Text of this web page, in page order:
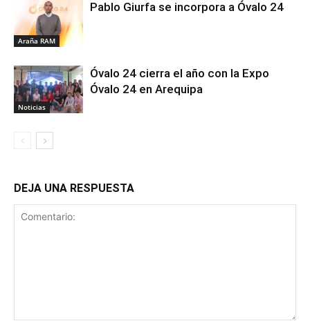
Araña RAM
Pablo Giurfa se incorpora a Óvalo 24
Noticias
Óvalo 24 cierra el año con la Expo
Óvalo 24 en Arequipa
DEJA UNA RESPUESTA